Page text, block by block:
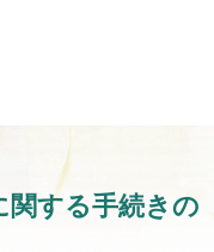
関する手続きの